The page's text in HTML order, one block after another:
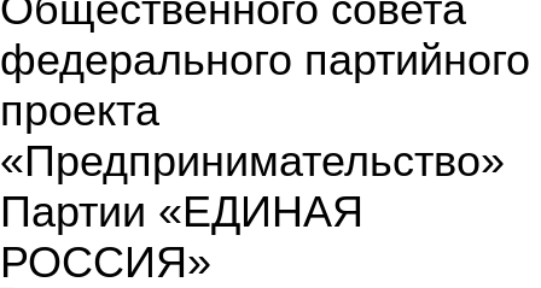
федерального партийного
проекта
«Предпринимательство»
Партии «ЕДИНАЯ
РОССИЯ»